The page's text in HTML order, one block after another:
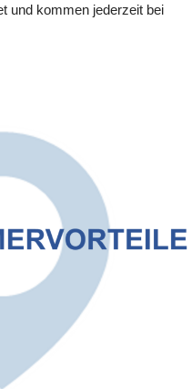
und kommen jederzeit bei